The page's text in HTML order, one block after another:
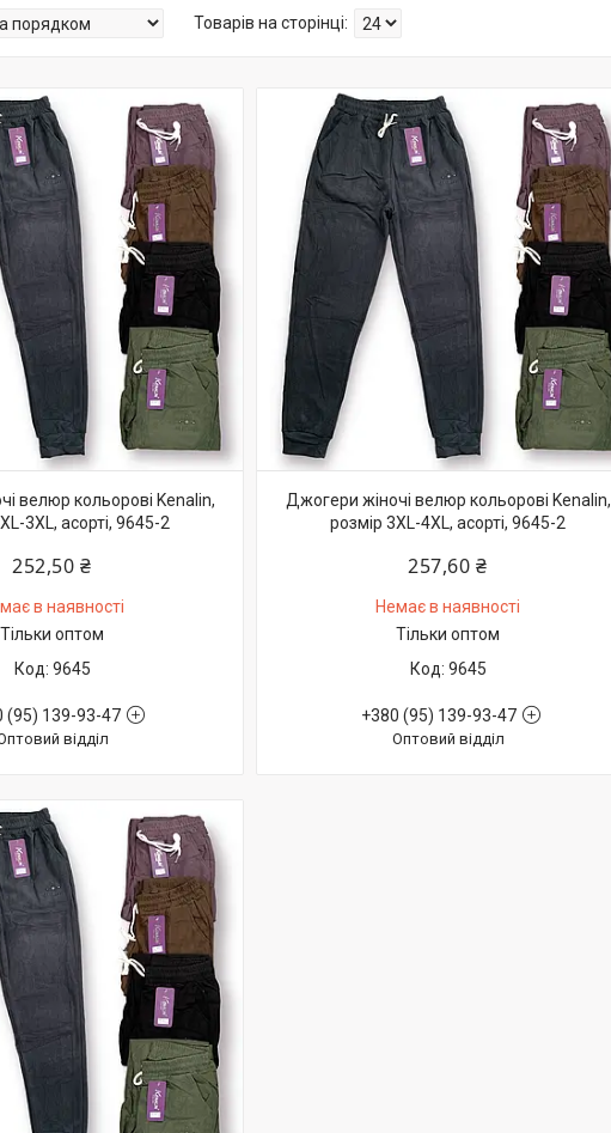
велюр кольорові Kenalin,
3XL, асорті, 9645-2
252,50 ₴
в наявності
Тільки оптом
9645
(95) 139-93-47
відділ
Джогери жіночі велюр кольорові Kenalin,
розмір 3XL-4XL, асорті, 9645-2
257,60 ₴
Немає в наявності
Тільки оптом
9645
+380 (95) 139-93-47
Оптовий відділ